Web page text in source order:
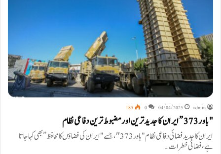
admin
04/04/2025
0
185
"باور373” ایران کا جدیدترین اور مضبوط ترین دفاعی نظام
ایران کا جدید فضائی دفاعی نظام "باور 373″، جسے "ایران کی فضاؤں کا محافظ” بھی کہا جاتا
ہے، فضائی خطرات…